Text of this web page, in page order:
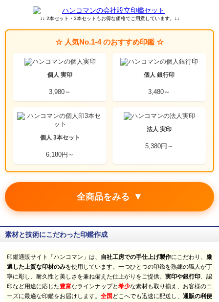
↓↓ 2本セット・3本セットもお得な価格でご用意しています。↓↓
☆ 人気No.1-4 のおすすめ印鑑 ☆
個人 実印
3,980～
個人 銀行印
3,480～
個人 3本セット
6,180円～
法人 実印
5,380円～
全商品をみる ▼
素材と技術にこだわった印鑑作成
印鑑通販サイト「ハンコマン」は、 自社工房での手仕上げ製作にこだわり、
厳
選した上質な印材のみを使用しています。一つひとつの印鑑を熟練の職人が丁
寧に彫し、耐久性と美しさを兼ね備えた仕上がりをご提供。 実印や銀行印、認
印など用途に応じた豊富なラインナップと希少な素材も取り揃え、お客様のニ
ーズに最適な印鑑をお届けします。 全国 どこへでも迅速に配送し、 通販の利便